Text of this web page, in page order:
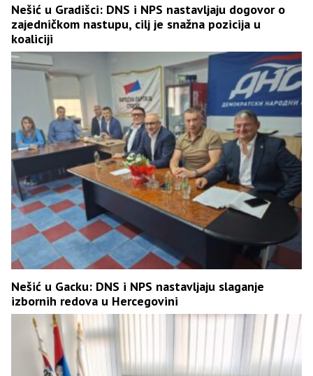
Nešić u Gradišci: DNS i NPS nastavljaju dogovor o
zajedničkom nastupu, cilj je snažna pozicija u
koaliciji
Nešić u Gacku: DNS i NPS nastavljaju slaganje
izbornih redova u Hercegovini